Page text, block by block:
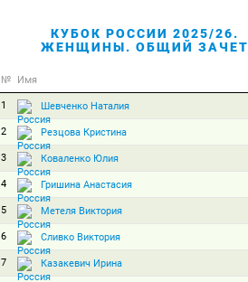
КУБОК РОССИИ 2025/26.
ЖЕНЩИНЫ. ОБЩИЙ ЗАЧЕТ
№ Имя
1 Шевченко Наталия
2 Резцова Кристина
3 Коваленко Юлия
4 Гришина Анастасия
5 Метеля Виктория
6 Сливко Виктория
7 Казакевич Ирина